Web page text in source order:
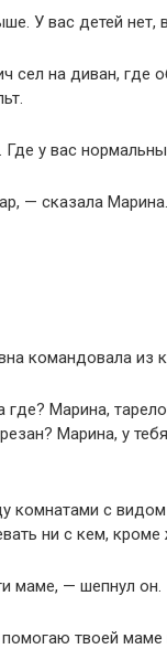
У вас детей нет,
сел на диван, где
у вас
— сказала Марина.
командовала из
Марина,
Марина, у
комнатами с
ни с кем,
маме, — шепнул он.
твоей маме